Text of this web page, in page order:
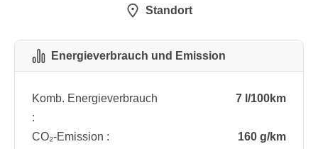
Standort
Energieverbrauch und Emission
Komb. Energieverbrauch
:
7 l/100km
CO₂-Emission :
160 g/km